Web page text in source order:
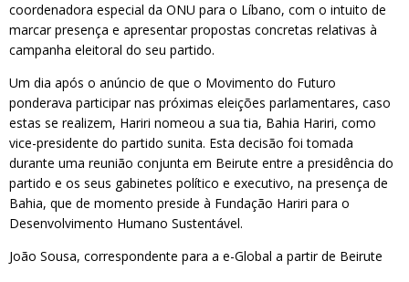
coordenadora especial da ONU para o Líbano, com o intuito de
marcar presença e apresentar propostas concretas relativas à
campanha eleitoral do seu partido.
Um dia após o anúncio de que o Movimento do Futuro
ponderava participar nas próximas eleições parlamentares, caso
estas se realizem, Hariri nomeou a sua tia, Bahia Hariri, como
vice-presidente do partido sunita. Esta decisão foi tomada
durante uma reunião conjunta em Beirute entre a presidência do
partido e os seus gabinetes político e executivo, na presença de
Bahia, que de momento preside à Fundação Hariri para o
Desenvolvimento Humano Sustentável.
João Sousa, correspondente para a e-Global a partir de Beirute